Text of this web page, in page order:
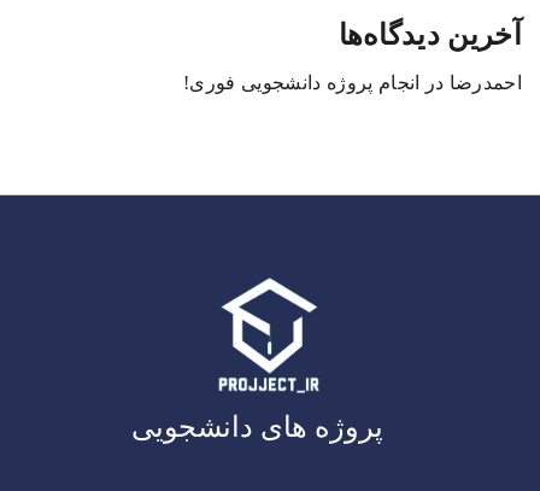
آخرین دیدگاه‌ها
احمدرضا در انجام پروژه دانشجویی فوری!
پروژه های دانشجویی